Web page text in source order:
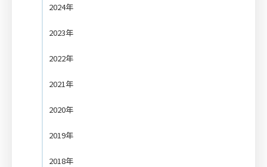
2024年
2023年
2022年
2021年
2020年
2019年
2018年